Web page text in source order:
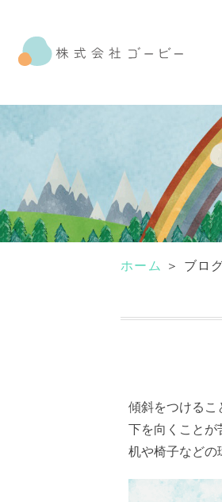
ホーム ＞ ブロ
傾斜をつけるこ
下を向くことが
机や椅子などの